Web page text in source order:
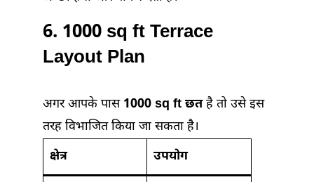
6. 1000 sq ft Terrace
Layout Plan
अगर आपके पास 1000 sq ft छतहै तो उसे इस
तरह विभाजित किया जा सकता है।
क्षेत्र
उपयोग